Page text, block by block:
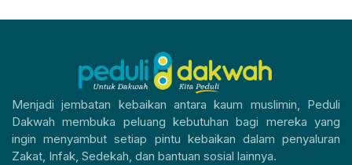
Menjadi jembatan kebaikan antara kaum muslimin, Peduli
Dakwah membuka peluang kebutuhan bagi mereka yang
ingin menyambut setiap pintu kebaikan dalam penyaluran
Zakat, Infak, Sedekah, dan bantuan sosial lainnya.